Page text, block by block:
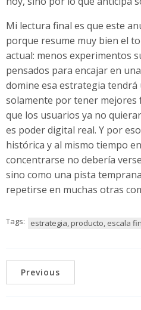
Mi lectura final es que este
porque resume muy bien el
actual: menos experimentos
pensados para encajar en
domine esa estrategia
solamente por tener
que los usuarios ya no
es poder digital real. Y por
histórica y al mismo tiempo
concentrarse no debería
sino como una pista
repetirse en muchas otras
Tags: estrategia, producto, escala
Previous